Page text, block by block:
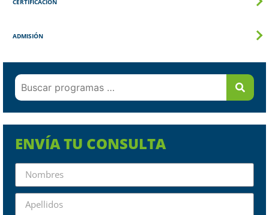
CERTIFICACIÓN
ADMISIÓN
ENVÍA TU CONSULTA